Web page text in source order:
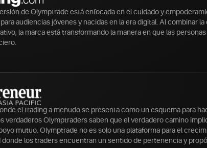
de Olymptrade está enfocada en el cuidado y
audiencias jóvenes y nacidas en la era digital. Al combinar
la marca está transformando la manera en que las personas
el trading a menudo se presenta como un esquema para
verdaderos Olymptraders saben que el verdadero camino
mutuo. Olymptrade no es solo una plataforma para el
donde los traders encuentran un sentido de pertenencia y